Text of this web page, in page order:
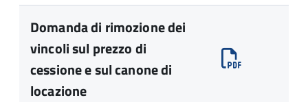
Domanda di rimozione dei
vincoli sul prezzo di
cessione e sul canone di
locazione